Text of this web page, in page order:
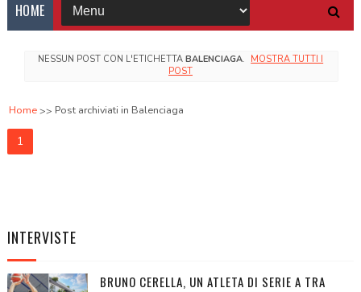
HOME
NESSUN POST CON L'ETICHETTA BALENCIAGA. MOSTRA TUTTI I
POST
Home Post archiviati in Balenciaga
1
INTERVISTE
BRUNO CERELLA, UN ATLETA DI SERIE A TRA